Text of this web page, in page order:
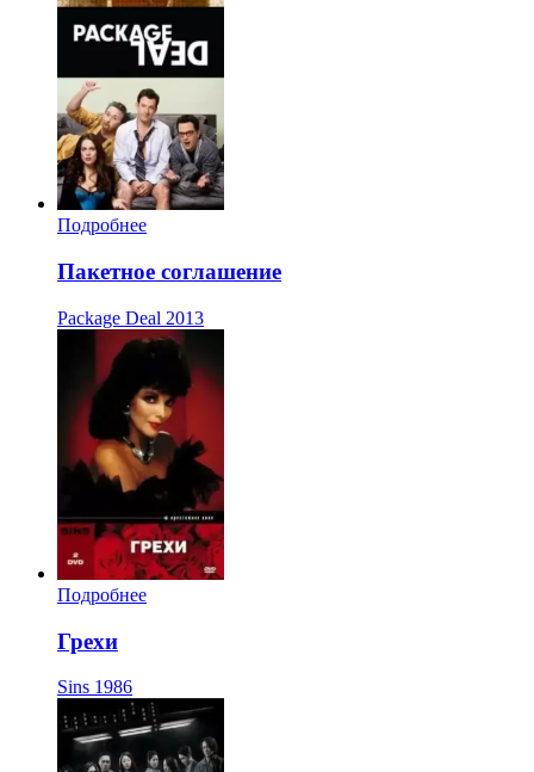
Подробнее
Пакетное соглашение
Package Deal 2013
Подробнее
Грехи
Sins 1986